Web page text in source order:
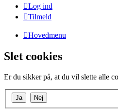
Log ind
Tilmeld
Hovedmenu
Slet cookies
Er du sikker på, at du vil slette alle